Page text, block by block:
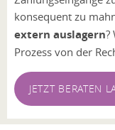
konsequent zu
extern auslagern?
Prozess von der
JETZT BERATEN